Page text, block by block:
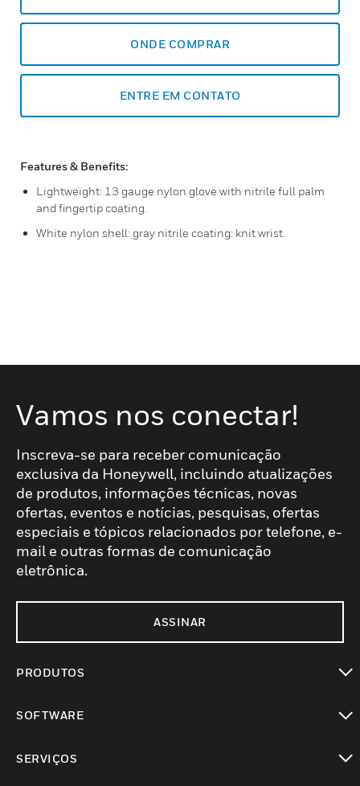
ONDE COMPRAR
ENTRE EM CONTATO
Features & Benefits:
Lightweight: 13 gauge nylon glove with nitrile full palm
and fingertip coating.
White nylon shell: gray nitrile coating: knit wrist.
Vamos nos conectar!
Inscreva-se para receber comunicação
exclusiva da Honeywell, incluindo atualizações
de produtos, informações técnicas, novas
ofertas, eventos e notícias, pesquisas, ofertas
especiais e tópicos relacionados por telefone, e-
mail e outras formas de comunicação
eletrônica.
ASSINAR
PRODUTOS
SOFTWARE
SERVIÇOS